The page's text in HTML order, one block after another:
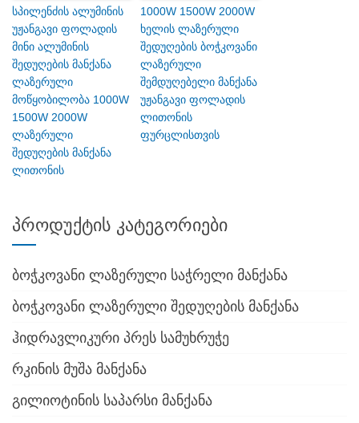
სპილენძის ალუმინის
უჟანგავი ფოლადის
მინი ალუმინის
შედუღების მანქანა
ლაზერული
მოწყობილობა 1000W
1500W 2000W
ლაზერული
შედუღების მანქანა
ლითონის
1000W 1500W 2000W
ხელის ლაზერული
შედუღების ბოჭკოვანი
ლაზერული
შემდუღებელი მანქანა
უჟანგავი ფოლადის
ლითონის
ფურცლისთვის
პროდუქტის კატეგორიები
ბოჭკოვანი ლაზერული საჭრელი მანქანა
ბოჭკოვანი ლაზერული შედუღების მანქანა
ჰიდრავლიკური პრეს სამუხრუჭე
რკინის მუშა მანქანა
გილიოტინის საპარსი მანქანა